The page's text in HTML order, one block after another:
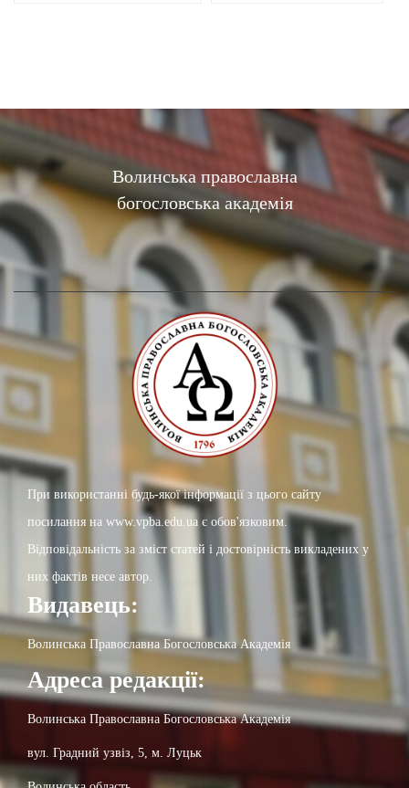
Волинська православна
богословська академія
При використанні будь-якої інформації з цього сайту
посилання на www.vpba.edu.ua є обов'язковим.
Відповідальність за зміст статей і достовірність викладених у
них фактів несе автор.
Видавець:
Волинська Православна Богословська Академія
Адреса редакції:
Волинська Православна Богословська Академія
вул. Градний узвіз, 5, м. Луцьк